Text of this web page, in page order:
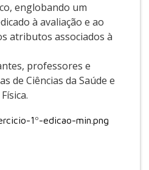
englobando um
à avaliação e ao
atributos associados à
professores e
de Ciências da Saúde e